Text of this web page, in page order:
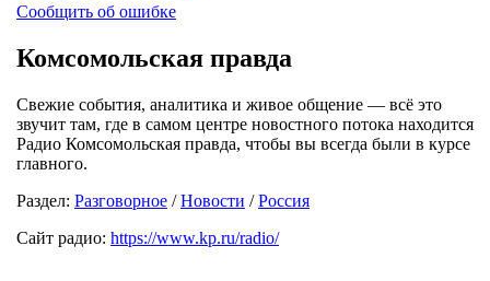
Сообщить об ошибке
Комсомольская правда
Свежие события, аналитика и живое общение — всё это
звучит там, где в самом центре новостного потока находится
Радио Комсомольская правда, чтобы вы всегда были в курсе
главного.
Раздел: Разговорное /Новости /Россия
Сайт радио: https://www.kp.ru/radio/